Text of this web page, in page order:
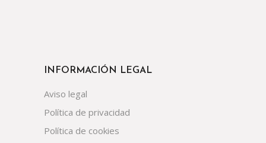
INFORMACIÓN LEGAL
Aviso legal
Política de privacidad
Política de cookies